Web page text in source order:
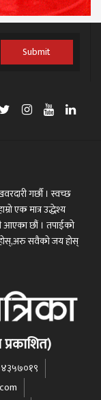
Submit
गर्छौ । स्वच्छ
एक मात्र उद्धेश्य
आएका छौं । तपाईको
होस्,अरु सवैको जय होस्
प्रकाशित)